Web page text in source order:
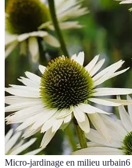
Micro-jardinage en milieu urbain6